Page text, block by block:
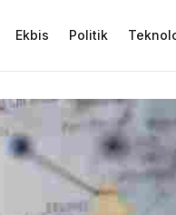
Ekbis Politik